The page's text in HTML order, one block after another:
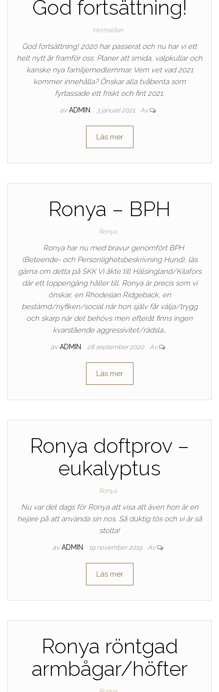
God fortsättning!
Hemsidan
God fortsättning! 2020 har passerat och nu har vi ett
helt nytt år framför oss. Planer att smida, valpkullar och
kanske nya familjemedlemmar. Vem vet vad 2021
kommer innehålla? Önskar alla tvåbenta som
fyrtassade ett friskt och fint 2021.
av ADMIN 3 januari 2021 Av
Läs mer
Ronya – BPH
Ronya
Ronya har nu med bravur genomfört BPH
(Beteende- och Personlighetsbeskrivning Hund), läs
gärna om detta på SKK Vi åkte till Hälsingland/Kilafors
där ett toppengäng håller till. Ronya är precis som vi
önskar, en Rhodesian Ridgeback, en
bestämd/nyfiken/social när hon själv får välja/trygg
och skarp när det behövs men efteråt finns ingen
kvarstående aggressivitet/rädsla…
av ADMIN 28 september 2020 Av
Läs mer
Ronya doftprov –
eukalyptus
Ronya
Nu var det dags för Ronya att visa att även hon är en
hejare på att använda sin nos. Så duktig tös och vi är så
stolta!
av ADMIN 19 november 2019 Av
Läs mer
Ronya röntgad
armbågar/höfter